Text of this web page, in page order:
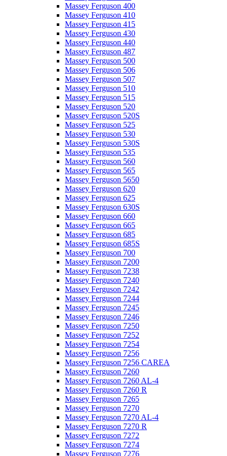
Massey Ferguson 400
Massey Ferguson 410
Massey Ferguson 415
Massey Ferguson 430
Massey Ferguson 440
Massey Ferguson 487
Massey Ferguson 500
Massey Ferguson 506
Massey Ferguson 507
Massey Ferguson 510
Massey Ferguson 515
Massey Ferguson 520
Massey Ferguson 520S
Massey Ferguson 525
Massey Ferguson 530
Massey Ferguson 530S
Massey Ferguson 535
Massey Ferguson 560
Massey Ferguson 565
Massey Ferguson 5650
Massey Ferguson 620
Massey Ferguson 625
Massey Ferguson 630S
Massey Ferguson 660
Massey Ferguson 665
Massey Ferguson 685
Massey Ferguson 685S
Massey Ferguson 700
Massey Ferguson 7200
Massey Ferguson 7238
Massey Ferguson 7240
Massey Ferguson 7242
Massey Ferguson 7244
Massey Ferguson 7245
Massey Ferguson 7246
Massey Ferguson 7250
Massey Ferguson 7252
Massey Ferguson 7254
Massey Ferguson 7256
Massey Ferguson 7256 CAREA
Massey Ferguson 7260
Massey Ferguson 7260 AL-4
Massey Ferguson 7260 R
Massey Ferguson 7265
Massey Ferguson 7270
Massey Ferguson 7270 AL-4
Massey Ferguson 7270 R
Massey Ferguson 7272
Massey Ferguson 7274
Massey Ferguson 7276